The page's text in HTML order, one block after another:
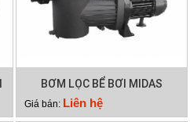
BƠM LỌC BỂ BƠI MIDAS
GAMMA 26
Giá bán: Liên hệ